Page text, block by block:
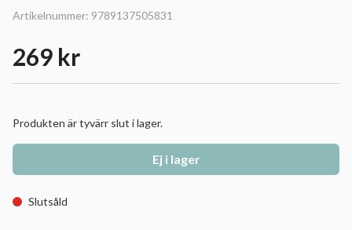
Artikelnummer: 9789137505831
269 kr
Produkten är tyvärr slut i lager.
Ej i lager
Slutsåld